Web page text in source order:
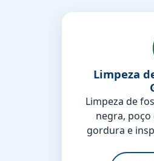
Limpeza
Limpeza de
negra, poço
gordura e